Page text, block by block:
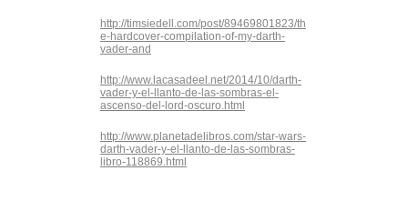
http://timsiedell.com/post/89469801823/th
e-hardcover-compilation-of-my-darth-
vader-and
http://www.lacasadeel.net/2014/10/darth-
vader-y-el-llanto-de-las-sombras-el-
ascenso-del-lord-oscuro.html
http://www.planetadelibros.com/star-wars-
darth-vader-y-el-llanto-de-las-sombras-
libro-118869.html